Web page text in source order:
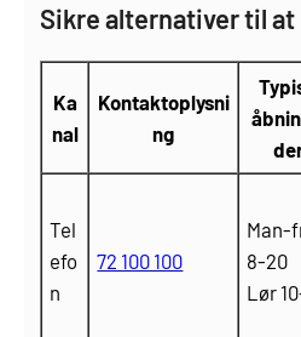
Sikre alternativer til
Ka
nal
Kontaktoplysni
ng
Tel
efo
n
72 100 100
Man-
8-20
Lør